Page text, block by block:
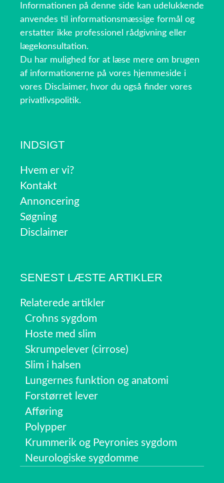
Informationen på denne side kan udelukkende
anvendes til informationsmæssige formål og
erstatter ikke professionel rådgivning eller
lægekonsultation.
Du har mulighed for at læse mere om brugen
af informationerne på vores hjemmeside i
vores Disclaimer, hvor du også finder vores
privatlivspolitik.
INDSIGT
Hvem er vi?
Kontakt
Annoncering
Søgning
Disclaimer
SENEST LÆSTE ARTIKLER
Relaterede artikler
Crohns sygdom
Hoste med slim
Skrumpelever (cirrose)
Slim i halsen
Lungernes funktion og anatomi
Forstørret lever
Afføring
Polypper
Krummerik og Peyronies sygdom
Neurologiske sygdomme